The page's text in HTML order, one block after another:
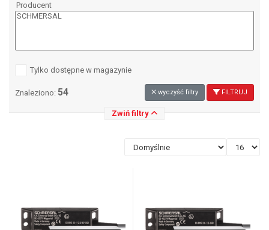
Producent
Tylko dostępne w magazynie
Znaleziono: 54 wyczyść filtry FILTRUJ
Zwiń filtry